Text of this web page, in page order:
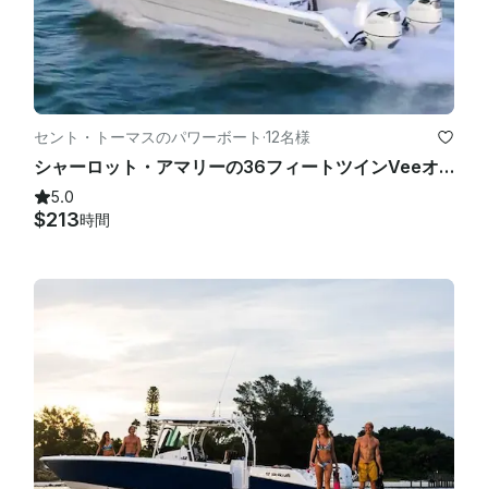
セント・トーマスのパワーボート ·12名様
シャーロット・アマリーの36フィートツインVeeオーシャンキャット（12人用）-全日/半日チャーター
5.0
$213時間